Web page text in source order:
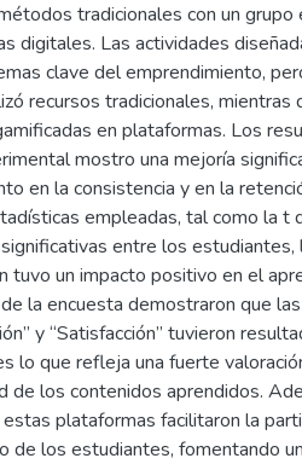
tradicionales con un
digitales. Las actividades
clave del emprendimiento,
recursos tradicionales,
en plataformas. Los
mostro una mejoría
en la consistencia y en la
empleadas, tal como la t
entre los estudiantes,
tuvo un impacto positivo en el
la encuesta demostraron que las
y “Satisfacción” tuvieron
lo que refleja una fuerte
de los contenidos aprendidos.
estas plataformas facilitaron la
de los estudiantes, fomentando